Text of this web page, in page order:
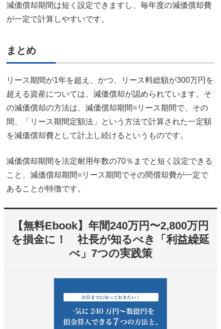
減価償却期間は短く設定できますし、毎年度の減価償却費
が一定で計算しやすいです。
まとめ
リース期間が1年を超え、かつ、リース料総額が300万円を
超える資産については、減価償却が認められています。そ
の減価償却の方法は、減価償却期間=リース期間で、その
間、「リース期間定額法」という方法で計算された一定額
を減価償却費として計上し続けるというものです。
減価償却期間を法定耐用年数の70％までと短く設定できる
こと、減価償却期間=リース期間でその間償却費が一定で
あることが特徴です。
【無料Ebook】年間240万円〜2,800万円
を損金に！ 社長が知るべき「利益繰延
べ」7つの実践策